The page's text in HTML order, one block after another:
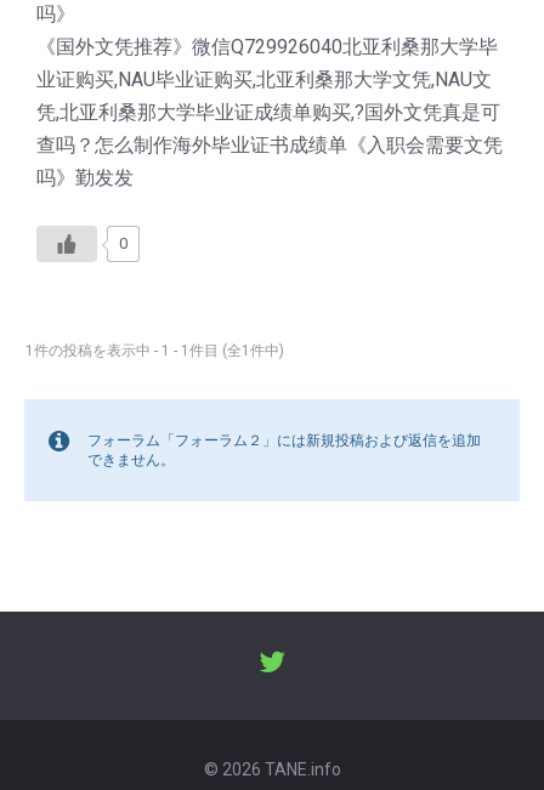
吗》
《国外文凭推荐》微信Q729926040北亚利桑那大学毕
业证购买,NAU毕业证购买,北亚利桑那大学文凭,NAU文
凭,北亚利桑那大学毕业证成绩单购买,?国外文凭真是可
查吗？怎么制作海外毕业证书成绩单《入职会需要文凭
吗》勤发发
0
1件の投稿を表示中 - 1 - 1件目 (全1件中)
フォーラム「フォーラム２」には新規投稿および返信を追加
できません。
© 2026 TANE.info